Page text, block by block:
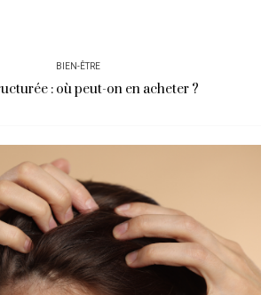
BIEN-ÊTRE
: où peut-on en acheter ?